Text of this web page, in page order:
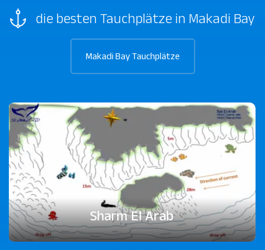
Sharm El Arab
die besten Tauchplätze in Makadi Bay
Makadi Bay Tauchplätze